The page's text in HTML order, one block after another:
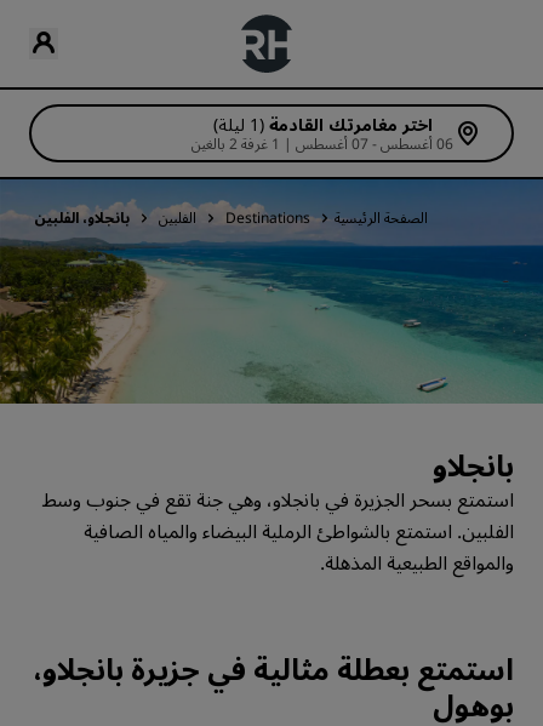
اختر مغامرتك القادمة (1 ليلة)
06 أغسطس - 07 أغسطس | 1 غرفة 2 بالغين
الصفحة الرئيسية Destinations الفلبين بانجلاو، الفلبين
بانجلاو
استمتع بسحر الجزيرة في بانجلاو، وهي جنة تقع في جنوب وسط
الفلبين. استمتع بالشواطئ الرملية البيضاء والمياه الصافية
والمواقع الطبيعية المذهلة.
استمتع بعطلة مثالية في جزيرة بانجلاو،
بوهول